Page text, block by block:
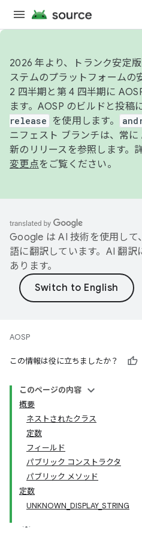
2026 年より、トランク安定
ステムのプラットフォームの
2 四半期と第 4 四半期に
ます。AOSP のビルドと投稿に
release
を使用します。
ニフェスト ブランチは、常
新のリリースを参照します。
変更点をご覧ください。
Google は AI 技術を使用して
語に翻訳しています。AI 翻
あります。
AOSP
この情報は役に立ちましたか？
このページの内容
概要
ネストされたクラス
定数
フィールド
パブリック コンストラクタ
パブリック メソッド
定数
UNKNOWN_DISPLAY_STRING